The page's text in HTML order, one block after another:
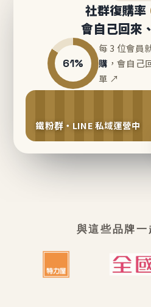
社群復購率
會自己回來
61%
每 3 位會員
購 ，會自己
單 ↗
鐵粉群・LINE 私域運營中
與這些品牌